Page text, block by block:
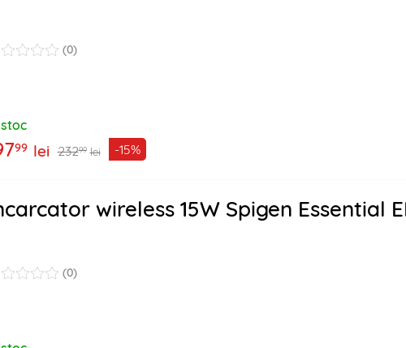
(0)
99 lei 23299 lei -15%
wireless 15W Spigen Essential
(0)